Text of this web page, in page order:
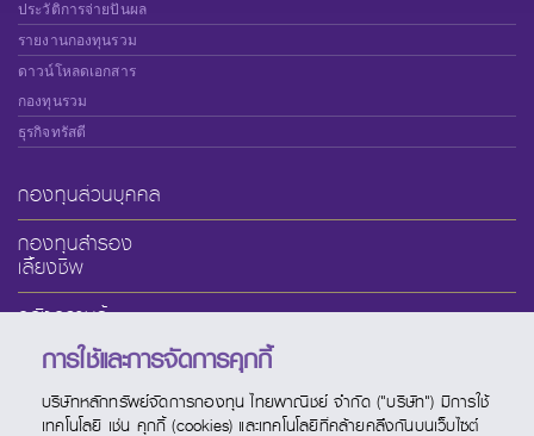
ประวัติการจ่ายปันผล
รายงานกองทุนรวม
ดาวน์โหลดเอกสาร
กองทุนรวม
ธุรกิจทรัสตี
กองทุนส่วนบุคคล
กองทุนสำรอง
เลี้ยงชีพ
คลังความรู้
เกี่ยวกับ SCBAM
บริการออนไลน์
การใช้และการจัดการคุกกี้
บริษัทหลักทรัพย์จัดการกองทุน ไทยพาณิชย์ จำกัด ("บริษัท") มีการใช้
เทคโนโลยี เช่น คุกกี้ (cookies) และเทคโนโลยีที่คล้ายคลึงกันบนเว็บไซต์